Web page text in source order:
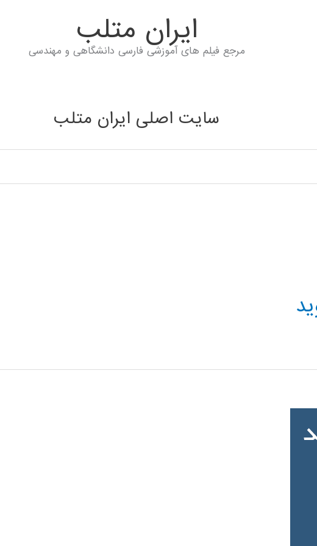
ايران متلب
مرجع فیلم های آموزشی فارسی دانشگاهی و مهندسی
سایت اصلی ایران متلب